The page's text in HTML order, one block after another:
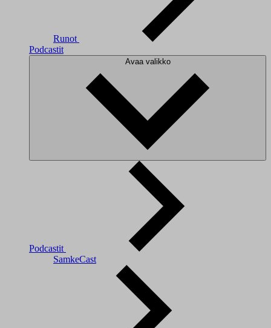
Runot
Podcastit
Avaa valikko
Podcastit
SamkeCast